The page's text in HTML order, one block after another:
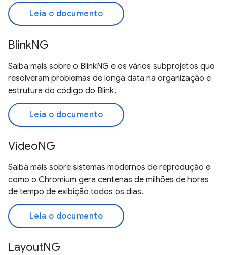
Leia o documento
BlinkNG
Saiba mais sobre o BlinkNG e os vários subprojetos que
resolveram problemas de longa data na organização e
estrutura do código do Blink.
Leia o documento
VideoNG
Saiba mais sobre sistemas modernos de reprodução e
como o Chromium gera centenas de milhões de horas
de tempo de exibição todos os dias.
Leia o documento
LayoutNG